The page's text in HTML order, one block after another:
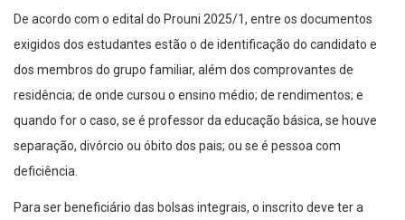
De acordo com o edital do Prouni 2025/1, entre os documentos
exigidos dos estudantes estão o de identificação do candidato e
dos membros do grupo familiar, além dos comprovantes de
residência; de onde cursou o ensino médio; de rendimentos; e
quando for o caso, se é professor da educação básica, se houve
separação, divórcio ou óbito dos pais; ou se é pessoa com
deficiência.
Para ser beneficiário das bolsas integrais, o inscrito deve ter a